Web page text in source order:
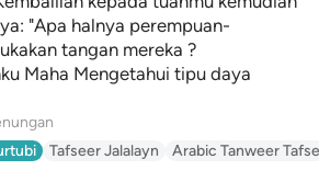
"Apa halnya perempuan-
tangan mereka ?
Maha Mengetahui tipu daya
Tafseer Jalalayn Arabic Tanweer